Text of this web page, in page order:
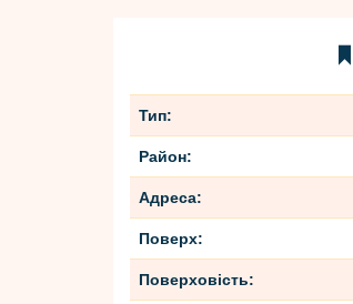
Тип:
Район:
Адреса:
Поверх:
Поверховість: